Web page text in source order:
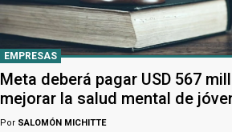
EMPRESAS
Meta deberá pagar USD 567
mejorar la salud mental de
Por SALOMÓN MICHITTE